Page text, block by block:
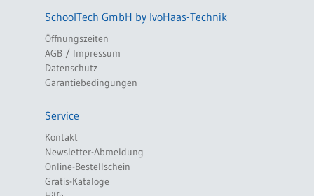
SchoolTech GmbH by IvoHaas-Technik
Öffnungszeiten
AGB / Impressum
Datenschutz
Garantiebedingungen
Service
Kontakt
Newsletter-Abmeldung
Online-Bestellschein
Gratis-Kataloge